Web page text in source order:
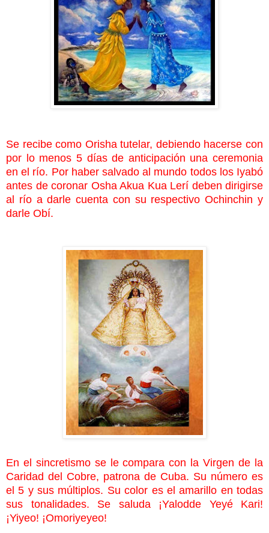
Se recibe como Orisha tutelar, debiendo hacerse con
por lo menos 5 días de anticipación una ceremonia
en el río. Por haber salvado al mundo todos los Iyabó
antes de coronar Osha Akua Kua Lerí deben dirigirse
al río a darle cuenta con su respectivo Ochinchin y
darle Obí.
En el sincretismo se le compara con la Virgen de la
Caridad del Cobre, patrona de Cuba. Su número es
el 5 y sus múltiplos. Su color es el amarillo en todas
sus tonalidades. Se saluda ¡Yalodde Yeyé Kari!
¡Yiyeo! ¡Omoriyeyeo!